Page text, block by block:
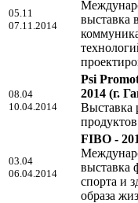
05.11
07.11.2014
выставка
08.04
10.04.2014
Psi
2014 (г.
Выставка
03.04
06.04.2014
FIBO -
выставка
спорта и
образа